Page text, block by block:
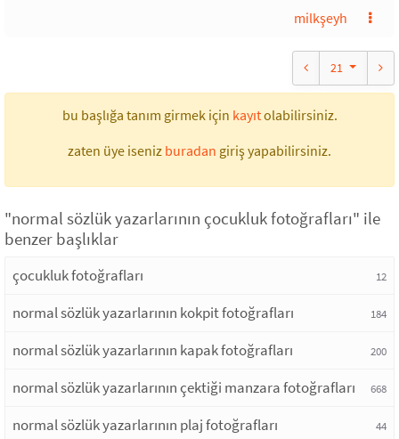
milkşeyh
21
bu başlığa tanım girmek için kayıtolabilirsiniz.
zaten üye iseniz buradan giriş yapabilirsiniz.
"normal sözlük yazarlarının çocukluk fotoğrafları" ile
benzer başlıklar
çocukluk fotoğrafları 12
normal sözlük yazarlarının kokpit fotoğrafları 184
normal sözlük yazarlarının kapak fotoğrafları 200
normal sözlük yazarlarının çektiği manzara fotoğrafları 668
normal sözlük yazarlarının plaj fotoğrafları 44